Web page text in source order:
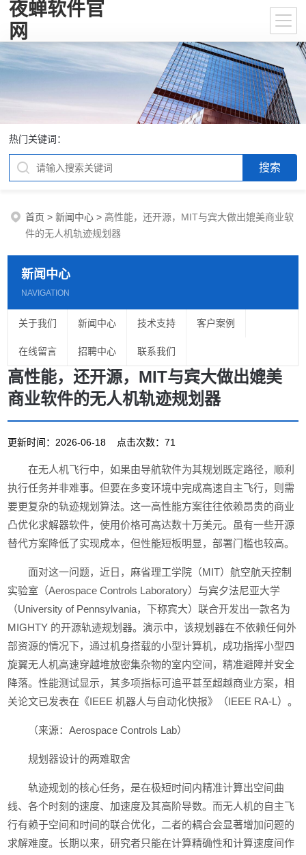
夜蝉软件官
网
热门关键词：
首页 >新闻中心 > 高性能，还开源，MIT与宾大做出媲美商业软
件的无人机轨迹规划器
新闻中心
NAVIGATION
关于我们 新闻中心 技术支持 客户案例
在线留言 招聘中心 联系我们
高性能，还开源，MIT与宾大做出媲美
商业软件的无人机轨迹规划器
更新时间：2026-06-18 点击次数：71
在无人机飞行中，如果由导航软件为其规划既定路径，顺利
执行任务并非难事。但要在多变环境中完成高速自主飞行，则需
要更复杂的轨迹规划算法。这一高性能方案往往依赖昂贵的商业
凸优化求解器软件，使用价格可高达数十万美元。虽有一些开源
替代方案降低了实现成本，但性能短板明显，部署门槛也较高。
面对这一问题，近日，麻省理工学院（MIT）航空航天控制
实验室（Aerospace Controls Laboratory）与宾夕法尼亚大学
（University of Pennsylvania，下称宾大）联合开发出一款名为
MIGHTY 的开源轨迹规划器。演示中，该规划器在不依赖任何外
部资源的情况下，通过机身搭载的小型计算机，成功指挥小型四
旋翼无人机高速穿越堆放密集杂物的室内空间，精准避障并安全
降落。性能测试显示，其多项指标可追平甚至超越商业方案，相
关论文已发表在《IEEE 机器人与自动化快报》（IEEE RA-L）。
（来源：Aerospace Controls Lab）
规划器设计的两难取舍
轨迹规划的核心任务，是在极短时间内精准计算出空间曲
线、各个时刻的速度、加速度及其高阶导数。而无人机的自主飞
行有赖于空间和时间的联合优化，二者的耦合会显著增加问题的
求解难度。长期以来，研究者只能在计算精确性和计算速度间作